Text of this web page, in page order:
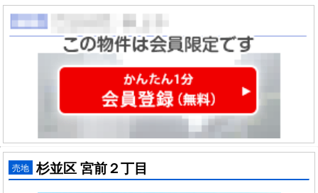
売地 杉並区 宮前２丁目